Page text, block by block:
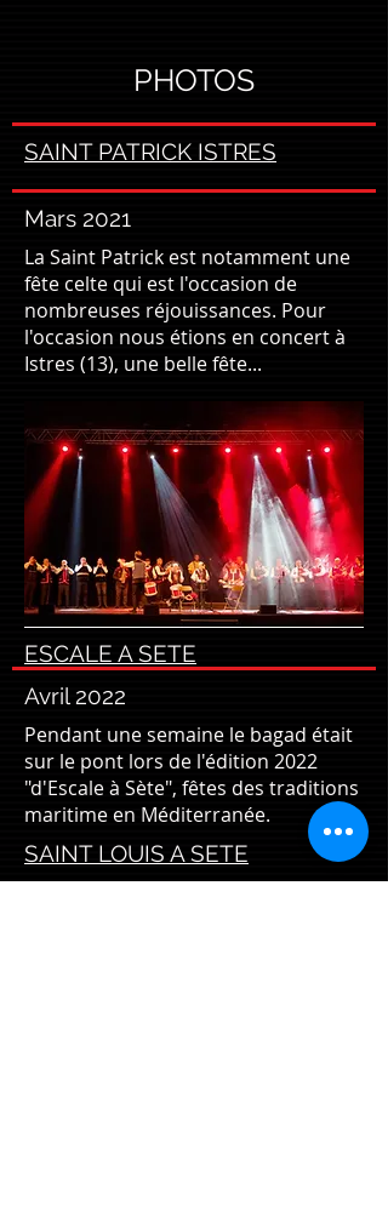
PHOTOS
SAINT PATRICK ISTRES
Mars 2021
La Saint Patrick est notamment une
fête celte qui est l'occasion de
nombreuses réjouissances. Pour
l'occasion nous étions en concert à
Istres (13), une belle fête...
ESCALE A SETE
Avril 2022
Pendant une semaine le bagad était
sur le pont lors de l'édition 2022
"d'Escale à Sète", fêtes des traditions
maritime en Méditerranée.
SAINT LOUIS A SETE